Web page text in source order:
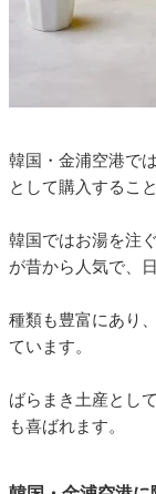
韓国・金浦空港で
として購入するこ
韓国ではお湯を注
が昔から人気で、
種類も豊富にあり
ています。
ばらまき土産とし
も喜ばれます。